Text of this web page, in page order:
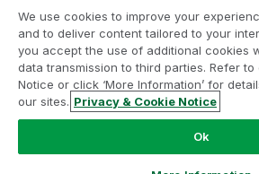
Nehmen Sie am Analyse-
Modernisieren Sie mit dem Analyse-
Modernisierungsprogramm, ohne Ihre
QlikView-Apps zu gefährden.
Informationen oder kontaktieren Sie
ampquestions@qlik.com
We use cookies to improve your
and to deliver content tailored to your
you accept the use of additional cookies
data transmission to third parties. Refer to
Notice or click ‘More Information’ for
our sites. Privacy & Cookie Notice
Ok